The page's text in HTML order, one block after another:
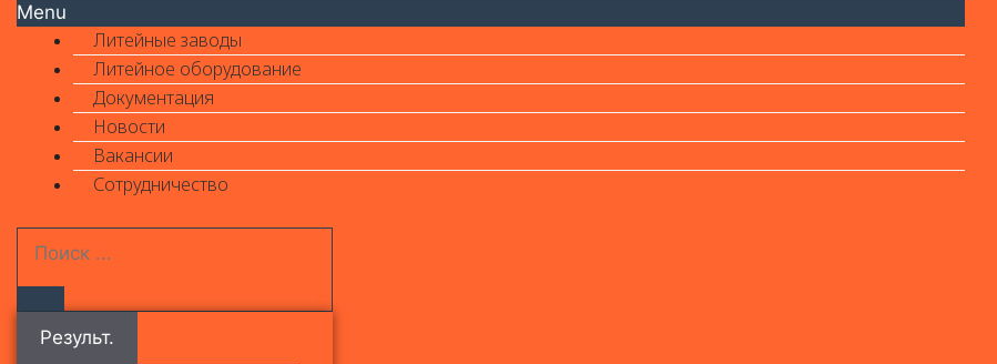
Menu
Литейные заводы
Литейное оборудование
Документация
Новости
Вакансии
Сотрудничество
Результ.